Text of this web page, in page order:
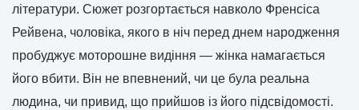
літератури. Сюжет розгортається навколо Френсіса
Рейвена, чоловіка, якого в ніч перед днем народження
пробуджує моторошне видіння — жінка намагається
його вбити. Він не впевнений, чи це була реальна
людина, чи привид, що прийшов із його підсвідомості.